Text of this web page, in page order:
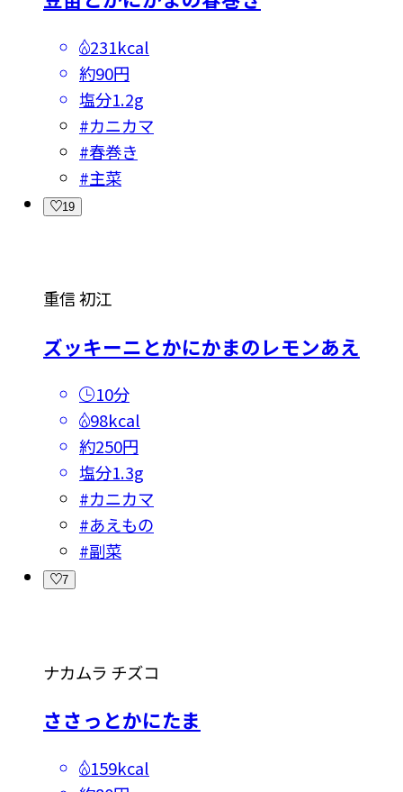
231kcal
約90円
塩分1.2g
#カニカマ
#春巻き
#主菜
19
重信 初江
ズッキーニとかにかまのレモンあえ
10分
98kcal
約250円
塩分1.3g
#カニカマ
#あえもの
#副菜
7
ナカムラ チズコ
ささっとかにたま
159kcal